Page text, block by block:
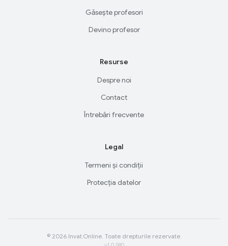
Găsește profesori
Devino profesor
Resurse
Despre noi
Contact
Întrebări frecvente
Legal
Termeni și condiții
Protecția datelor
© 2026 Invat.Online. Toate drepturile rezervate.